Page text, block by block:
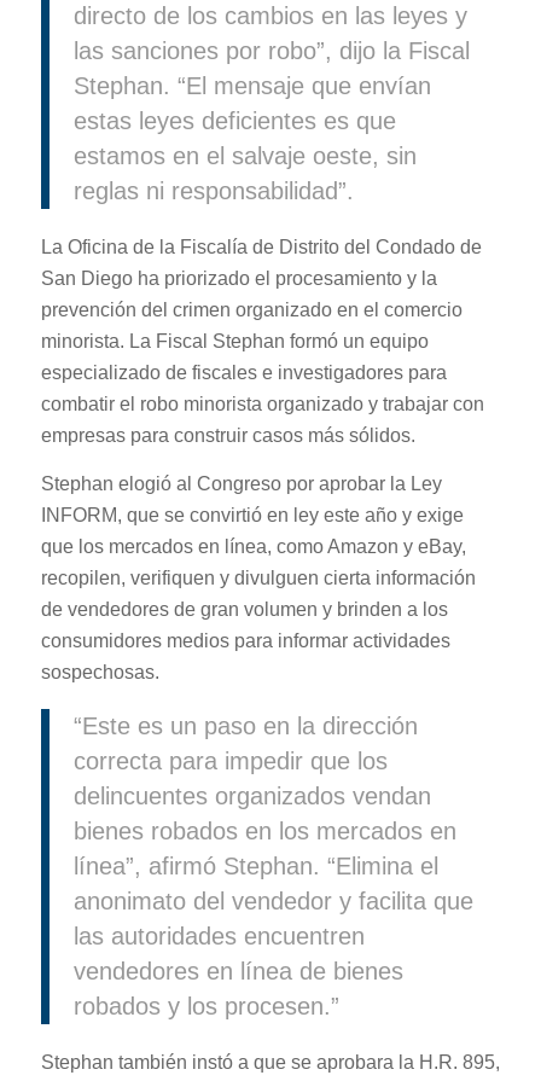
directo de los cambios en las leyes y
las sanciones por robo”, dijo la Fiscal
Stephan. “El mensaje que envían
estas leyes deficientes es que
estamos en el salvaje oeste, sin
reglas ni responsabilidad”.
La Oficina de la Fiscalía de Distrito del Condado de
San Diego ha priorizado el procesamiento y la
prevención del crimen organizado en el comercio
minorista. La Fiscal Stephan formó un equipo
especializado de fiscales e investigadores para
combatir el robo minorista organizado y trabajar con
empresas para construir casos más sólidos.
Stephan elogió al Congreso por aprobar la Ley
INFORM, que se convirtió en ley este año y exige
que los mercados en línea, como Amazon y eBay,
recopilen, verifiquen y divulguen cierta información
de vendedores de gran volumen y brinden a los
consumidores medios para informar actividades
sospechosas.
“Este es un paso en la dirección
correcta para impedir que los
delincuentes organizados vendan
bienes robados en los mercados en
línea”, afirmó Stephan. “Elimina el
anonimato del vendedor y facilita que
las autoridades encuentren
vendedores en línea de bienes
robados y los procesen.”
Stephan también instó a que se aprobara la H.R. 895,